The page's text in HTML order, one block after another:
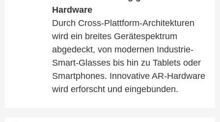
Hardware
Durch Cross-Plattform-Architekturen
wird ein breites Gerätespektrum
abgedeckt, von modernen Industrie-
Smart-Glasses bis hin zu Tablets oder
Smartphones. Innovative AR-Hardware
wird erforscht und eingebunden.